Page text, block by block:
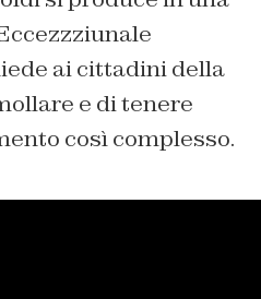
ai cittadini della
e di tenere
così complesso.